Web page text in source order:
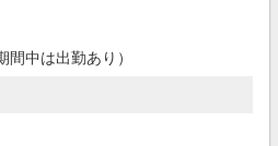
中は出勤あり）